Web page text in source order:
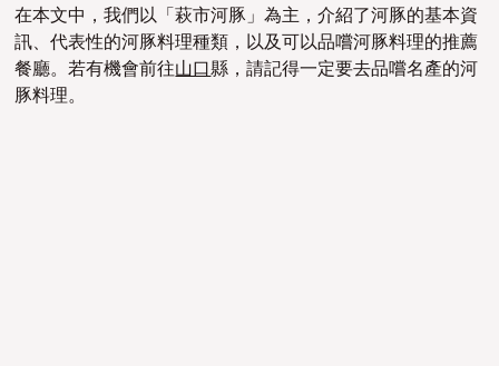
在本文中，我們以「萩市河豚」為主，介紹了河豚的基本資
訊、代表性的河豚料理種類，以及可以品嚐河豚料理的推薦
餐廳。若有機會前往山口縣，請記得一定要去品嚐名產的河
豚料理。